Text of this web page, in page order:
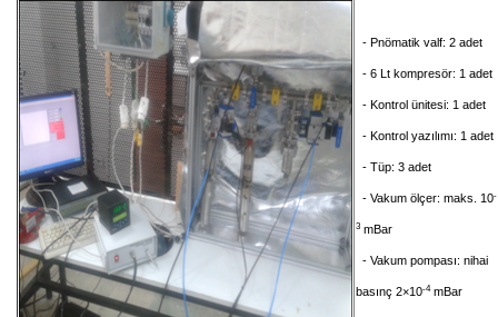
- Pnömatik valf: 2 adet
- 6 Lt kompresör: 1 adet
- Kontrol ünitesi: 1 adet
- Kontrol yazılımı: 1
- Tüp: 3 adet
- Vakum ölçer: maks. 10-
3 mBar
- Vakum pompası: nihai
basınç 2×10-4mBar